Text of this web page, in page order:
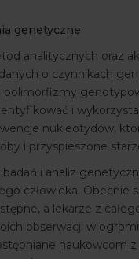
genetyczne
analitycznych oraz
o czynnikach
polimorfizmy
i
nukleotydów,
i przyspieszone
i analiz
człowieka. Obecnie
a lekarze z
obserwacji w
naukowcom